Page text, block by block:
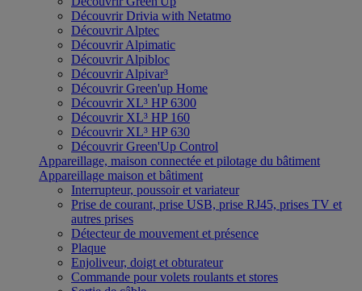
Découvrir Drivia with Netatmo
Découvrir Alptec
Découvrir Alpimatic
Découvrir Alpibloc
Découvrir Alpivar³
Découvrir Green'up Home
Découvrir XL³ HP 6300
Découvrir XL³ HP 160
Découvrir XL³ HP 630
Découvrir Green'Up Control
Appareillage, maison connectée et pilotage du bâtiment
Appareillage maison et bâtiment
Interrupteur, poussoir et variateur
Prise de courant, prise USB, prise RJ45, prises TV et
autres prises
Détecteur de mouvement et présence
Plaque
Enjoliveur, doigt et obturateur
Commande pour volets roulants et stores